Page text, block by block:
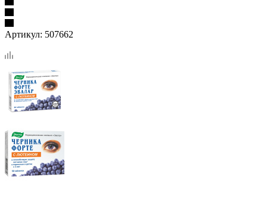
Артикул: 507662